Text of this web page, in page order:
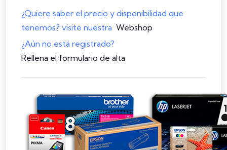
¿Quiere saber el precio y disponibilidad que
tenemos? visite nuestra Webshop
¿Aún no está registrado?
Rellena el formulario de alta